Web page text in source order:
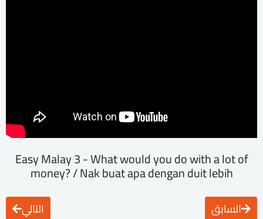
Easy Malay 3 - What would you do with a lot of
money? / Nak buat apa dengan duit lebih
السابق التالي